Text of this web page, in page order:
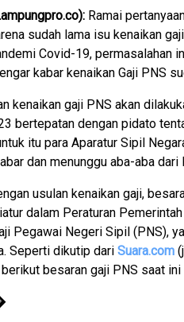
Ramai
sudah lama isu kenaikan
Covid-19, permasalahan
kabar kenaikan Gaji PNS
kenaikan gaji PNS akan
bertepatan dengan pidato
itu para Aparatur Sipil
dan menunggu aba-aba
usulan kenaikan gaji,
dalam Peraturan
Pegawai Negeri Sipil (PNS),
Seperti dikutip dari Suara.com
besaran gaji PNS saat